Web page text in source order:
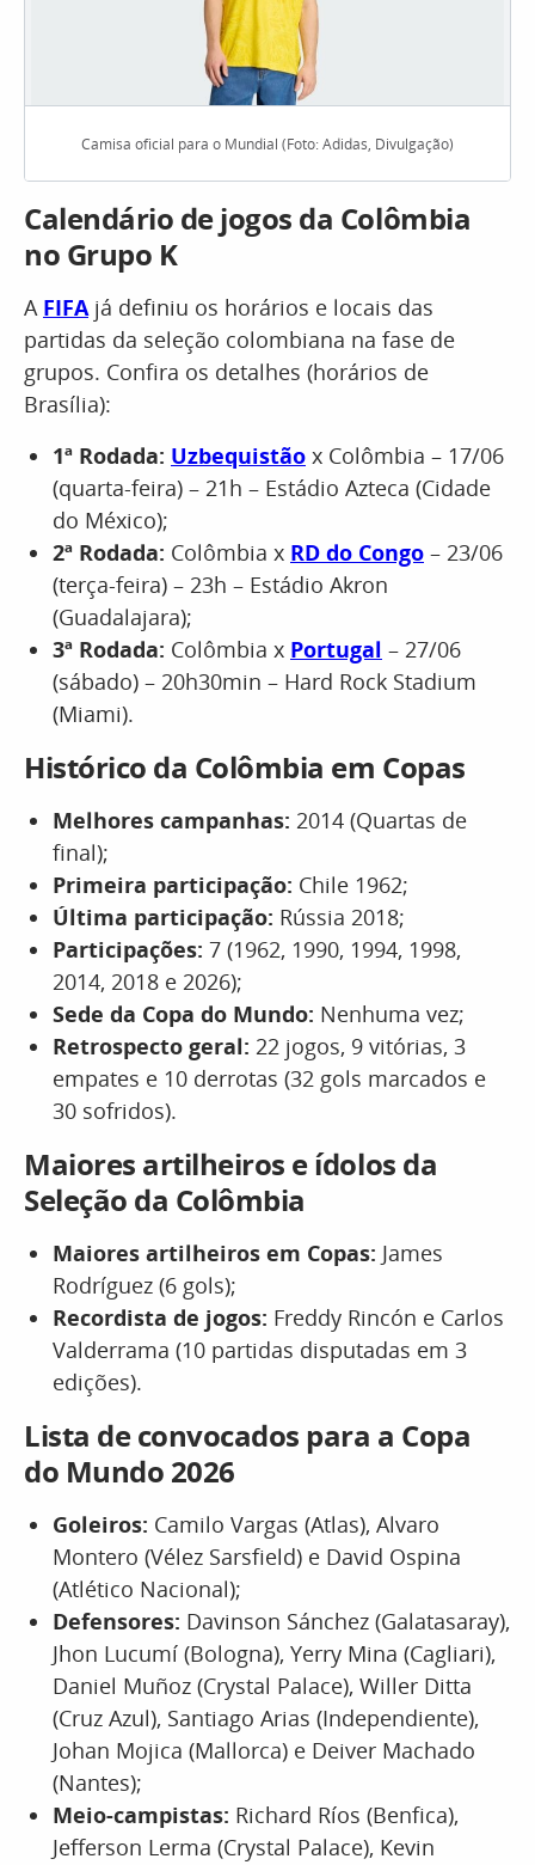
Camisa oficial para o Mundial (Foto: Adidas, Divulgação)
Calendário de jogos da Colômbia
no Grupo K
A FIFAjá definiu os horários e locais das
partidas da seleção colombiana na fase de
grupos. Confira os detalhes (horários de
Brasília):
1ª Rodada: Uzbequistão x Colômbia – 17/06
(quarta-feira) – 21h – Estádio Azteca (Cidade
do México);
2ª Rodada: Colômbia x RD do Congo – 23/06
(terça-feira) – 23h – Estádio Akron
(Guadalajara);
3ª Rodada: Colômbia x Portugal – 27/06
(sábado) – 20h30min – Hard Rock Stadium
(Miami).
Histórico da Colômbia em Copas
Melhores campanhas: 2014 (Quartas de
final);
Primeira participação: Chile 1962;
Última participação: Rússia 2018;
Participações: 7 (1962, 1990, 1994, 1998,
2014, 2018 e 2026);
Sede da Copa do Mundo: Nenhuma vez;
Retrospecto geral: 22 jogos, 9 vitórias, 3
empates e 10 derrotas (32 gols marcados e
30 sofridos).
Maiores artilheiros e ídolos da
Seleção da Colômbia
Maiores artilheiros em Copas: James
Rodríguez (6 gols);
Recordista de jogos: Freddy Rincón e Carlos
Valderrama (10 partidas disputadas em 3
edições).
Lista de convocados para a Copa
do Mundo 2026
Goleiros: Camilo Vargas (Atlas), Alvaro
Montero (Vélez Sarsfield) e David Ospina
(Atlético Nacional);
Defensores: Davinson Sánchez (Galatasaray),
Jhon Lucumí (Bologna), Yerry Mina (Cagliari),
Daniel Muñoz (Crystal Palace), Willer Ditta
(Cruz Azul), Santiago Arias (Independiente),
Johan Mojica (Mallorca) e Deiver Machado
(Nantes);
Meio-campistas: Richard Ríos (Benfica),
Jefferson Lerma (Crystal Palace), Kevin